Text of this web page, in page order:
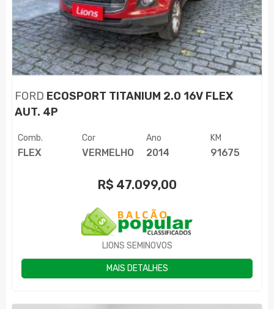
FORD ECOSPORT TITANIUM 2.0 16V FLEX
AUT. 4P
Comb.
FLEX
Cor
VERMELHO
Ano
2014
KM
91675
R$ 47.099,00
LIONS SEMINOVOS
MAIS DETALHES